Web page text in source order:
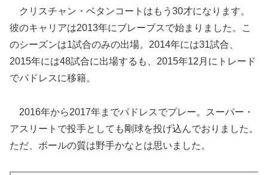
クリスチャン・ベタンコートはもう30才になります。
彼のキャリアは2013年にブレーブスで始まりました。こ
のシーズンは1試合のみの出場。2014年には31試合、
2015年には48試合に出場するも、2015年12月にトレード
でパドレスに移籍。
2016年から2017年までパドレスでプレー。スーパー・
アスリートで投手としても剛球を投げ込んでおりました。
ただ、ボールの質は野手かなとは思いました。